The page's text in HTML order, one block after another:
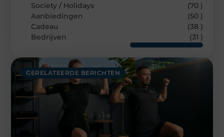
GERELATEERDE BERICHTEN
Society / Holidays
(70 )
Aanbiedingen
(50 )
Cadeau
(38 )
Bedrijven
(31 )